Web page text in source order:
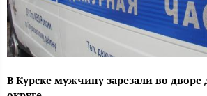
В Курске мужчину зарезали во